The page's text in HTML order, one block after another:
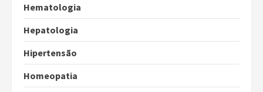
Hematologia
Hepatologia
Hipertensão
Homeopatia